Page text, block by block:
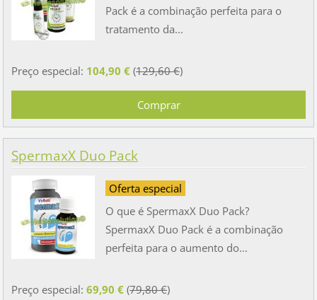
Pack é a combinação perfeita para o
tratamento da...
Preço especial: 104,90 €(129,60 €)
SpermaxX Duo Pack
Oferta especial
O que é SpermaxX Duo Pack?
SpermaxX Duo Pack é a combinação
perfeita para o aumento do...
Preço especial: 69,90 €(79,80 €)